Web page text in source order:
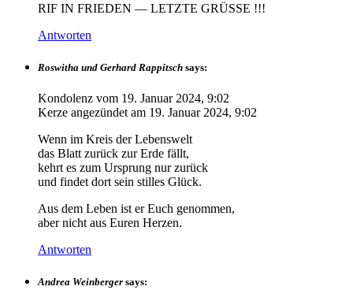
RIF IN FRIEDEN — LETZTE GRÜSSE !!!
Antworten
Roswitha und Gerhard Rappitsch says:
Kondolenz vom 19. Januar 2024, 9:02
Kerze angezündet am 19. Januar 2024, 9:02
Wenn im Kreis der Lebenswelt
das Blatt zurück zur Erde fällt,
kehrt es zum Ursprung nur zurück
und findet dort sein stilles Glück.
Aus dem Leben ist er Euch genommen,
aber nicht aus Euren Herzen.
Antworten
Andrea Weinberger says: